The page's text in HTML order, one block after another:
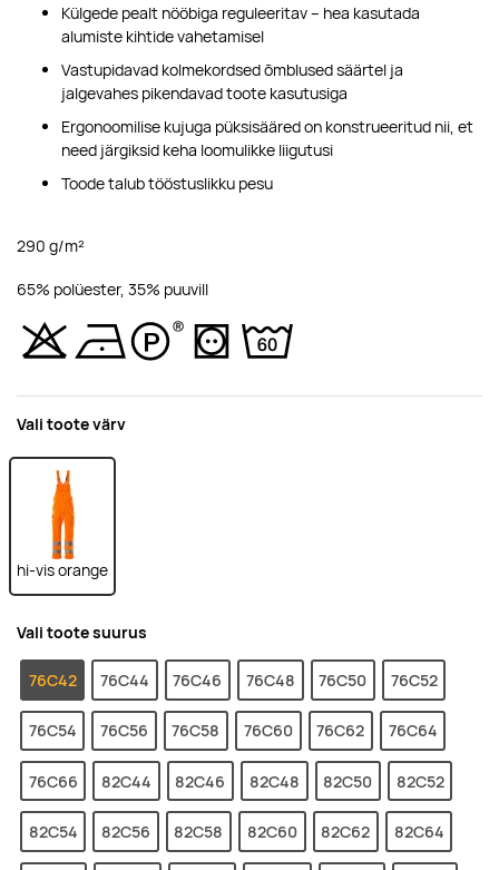
Külgede pealt nööbiga reguleeritav – hea kasutada
alumiste kihtide vahetamisel
Vastupidavad kolmekordsed õmblused säärtel ja
jalgevahes pikendavad toote kasutusiga
Ergonoomilise kujuga püksisääred on konstrueeritud nii, et
need järgiksid keha loomulikke liigutusi
Toode talub tööstuslikku pesu
290 g/m²
65% polüester, 35% puuvill
Vali toote värv
hi-vis orange
Vali toote suurus
76C42 76C44 76C46 76C48 76C50 76C52
76C54 76C56 76C58 76C60 76C62 76C64
76C66 82C44 82C46 82C48 82C50 82C52
82C54 82C56 82C58 82C60 82C62 82C64